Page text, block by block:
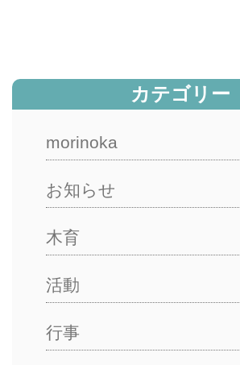
カテゴリー
morinoka
お知らせ
木育
活動
行事